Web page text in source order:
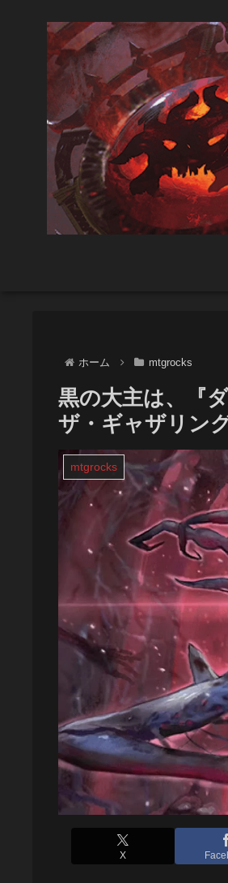
ホーム mtgrocks
黒の大主は、『
ザ・ギャザリン
mtgrocks
X